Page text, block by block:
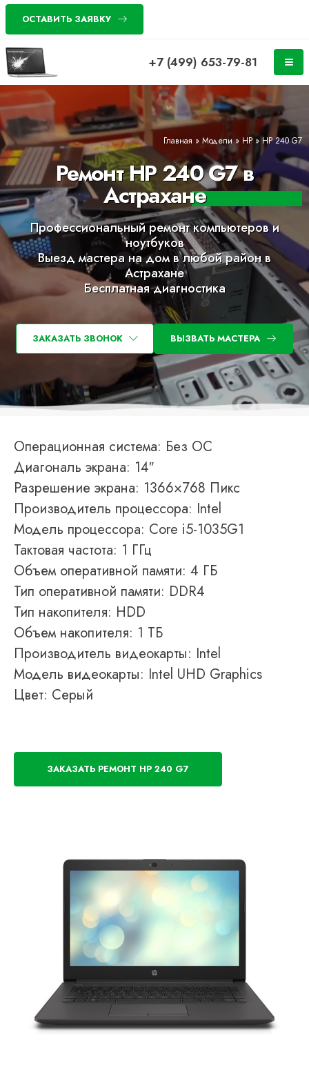
ОСТАВИТЬ ЗАЯВКУ
+7 (499) 653-79-81
Главная » Модели» HP »HP 240 G7
Ремонт HP 240 G7 в
Астрахане
Профессиональный ремонт компьютеров и
ноутбуков
Выезд мастера на дом в любой район в
Астрахане
Бесплатная диагностика
ЗАКАЗАТЬ ЗВОНОК ВЫЗВАТЬ МАСТЕРА
Операционная система: Без ОС
Диагональ экрана: 14″
Разрешение экрана: 1366×768 Пикс
Производитель процессора: Intel
Модель процессора: Core i5-1035G1
Тактовая частота: 1 ГГц
Объем оперативной памяти: 4 ГБ
Тип оперативной памяти: DDR4
Тип накопителя: HDD
Объем накопителя: 1 ТБ
Производитель видеокарты: Intel
Модель видеокарты: Intel UHD Graphics
Цвет: Серый
ЗАКАЗАТЬ РЕМОНТ HP 240 G7